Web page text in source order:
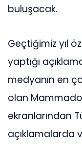
buluşacak.
Geçtiğimiz yıl
yaptığı
medyanın en
olan
ekranlarından
açıklamalarda